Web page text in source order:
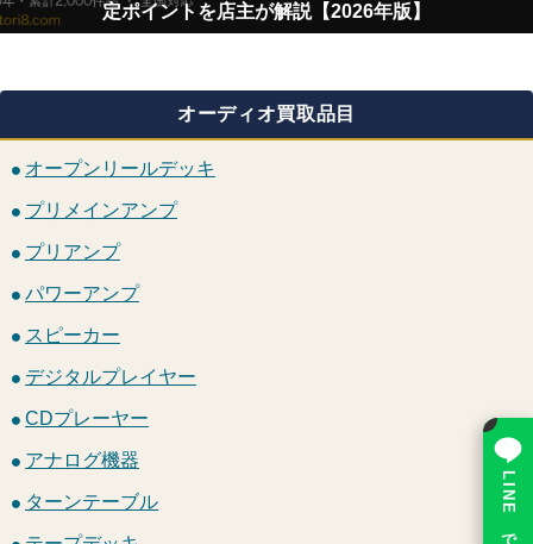
定ポイントを店主が解説【2026年版】
オーディオ買取品目
オープンリールデッキ
プリメインアンプ
プリアンプ
パワーアンプ
スピーカー
デジタルプレイヤー
CDプレーヤー
アナログ機器
ターンテーブル LINE で相談
×